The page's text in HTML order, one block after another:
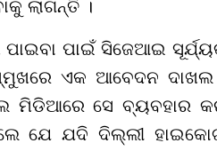
ଲାଗନ୍ତି ।
ପାଇଁ ସିଜେଆଇ
ଏକ ଆବେଦନ ଦାଖଲ
ସେ ବ୍ୟବହାର
ଯେ ଯଦି ଦିଲ୍ଲୀ